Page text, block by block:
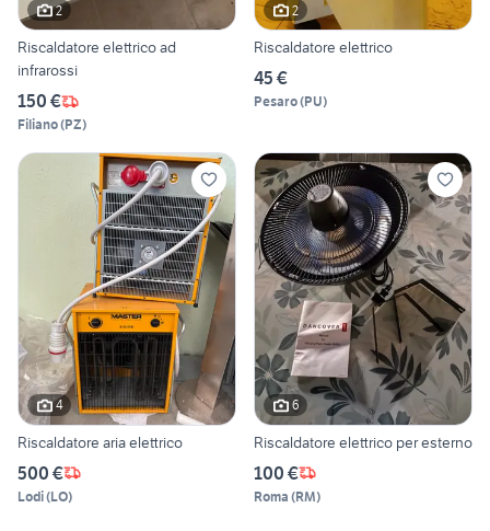
2
Riscaldatore elettrico ad
infrarossi
150 €
Filiano(PZ)
2
Riscaldatore elettrico
45 €
Pesaro(PU)
4
Riscaldatore aria elettrico
500 €
Lodi(LO)
6
Riscaldatore elettrico per esterno
100 €
Roma (RM)